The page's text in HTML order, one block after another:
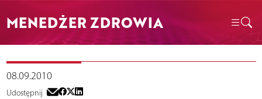
MENEDŻER ZDROWIA
08.09.2010
Udostępnij